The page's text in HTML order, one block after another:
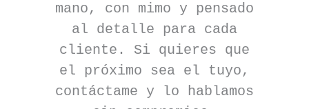
mano, con mimo y pensado
al detalle para cada
cliente. Si quieres que
el próximo sea el tuyo,
contáctame y lo hablamos